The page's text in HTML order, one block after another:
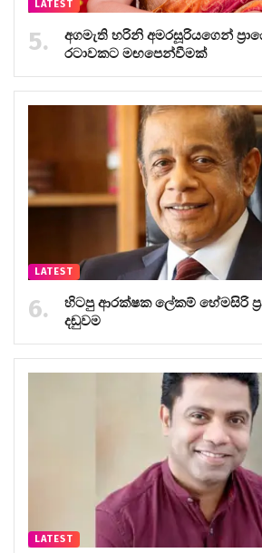
LATEST
අගමැති හරිනි අමරසූරියගෙන්
රටාවකට මඟපෙන්වීමක්
LATEST
හිටපු ආරක්ෂක ලේකම් හේමසිරි
දඬුවම
LATEST